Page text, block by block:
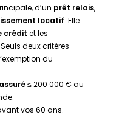
d’un prêt relais,
locatif. Elle
crédit et les
Seuls deux critères
du
≤ 200 000 € au
vos 60 ans.